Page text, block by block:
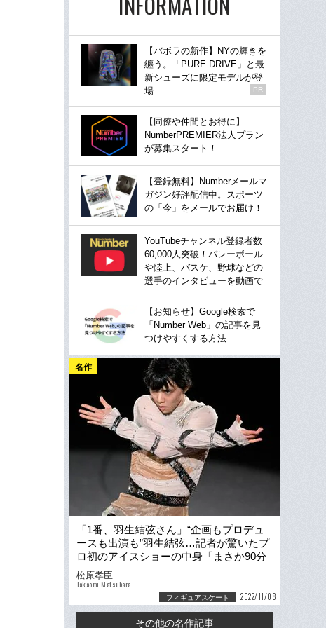
【バボラの新作】NYの輝きを
纏う。「PURE DRIVE」と最
新シューズに限定モデルが登
場
PR
【同僚や仲間とお得に】
NumberPREMIER法人プラン
が募集スタート！
【登録無料】Numberメールマ
ガジン好評配信中。スポーツ
の「今」をメールでお届け！
YouTubeチャンネル登録者数
60,000人突破！バレーボール
や陸上、バスケ、野球などの
選手のインタビューを動画で
【お知らせ】Google検索で
「Number Web」の記事を見
つけやすくする方法
名作
「1番、羽生結弦さん」“企画もプロデュ
ースも出演も”羽生結弦…記者が驚いたプ
ロ初のアイスショーの中身「まさか90分
を1人で…」
松原孝臣
Takaomi Matsubara
フィギュアスケート 2022/11/08
その他の名作記事